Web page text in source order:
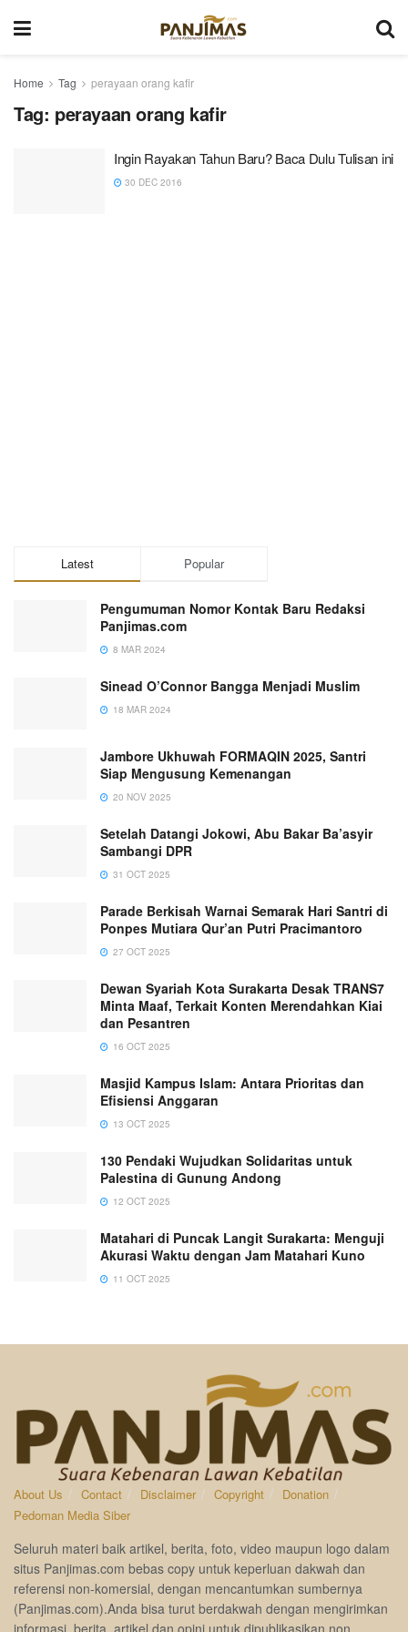
Home Tag perayaan orang kafir
Tag: perayaan orang kafir
Ingin Rayakan Tahun Baru? Baca Dulu Tulisan ini
30 DEC 2016
Latest Popular
Pengumuman Nomor Kontak Baru Redaksi
Panjimas.com
8 MAR 2024
Sinead O’Connor Bangga Menjadi Muslim
18 MAR 2024
Jambore Ukhuwah FORMAQIN 2025, Santri
Siap Mengusung Kemenangan
20 NOV 2025
Setelah Datangi Jokowi, Abu Bakar Ba’asyir
Sambangi DPR
31 OCT 2025
Parade Berkisah Warnai Semarak Hari Santri di
Ponpes Mutiara Qur’an Putri Pracimantoro
27 OCT 2025
Dewan Syariah Kota Surakarta Desak TRANS7
Minta Maaf, Terkait Konten Merendahkan Kiai
dan Pesantren
16 OCT 2025
Masjid Kampus Islam: Antara Prioritas dan
Efisiensi Anggaran
13 OCT 2025
130 Pendaki Wujudkan Solidaritas untuk
Palestina di Gunung Andong
12 OCT 2025
Matahari di Puncak Langit Surakarta: Menguji
Akurasi Waktu dengan Jam Matahari Kuno
11 OCT 2025
About Us Contact Disclaimer Copyright
Donation
Pedoman Media Siber
Seluruh materi baik artikel, berita, foto, video maupun logo dalam
situs Panjimas.com bebas copy untuk keperluan dakwah dan
referensi non-komersial, dengan mencantumkan sumbernya
(Panjimas.com).Anda bisa turut berdakwah dengan mengirimkan
informasi, berita, artikel dan opini untuk dipublikasikan non